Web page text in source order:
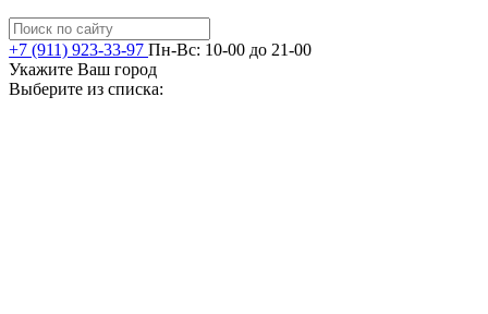
+7 (911) 923-33-97 Пн-Вс: 10-00 до 21-00
Укажите Ваш город
Выберите из списка: